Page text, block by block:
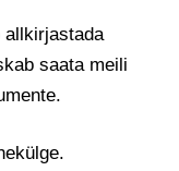
allkirjastada
saata meili